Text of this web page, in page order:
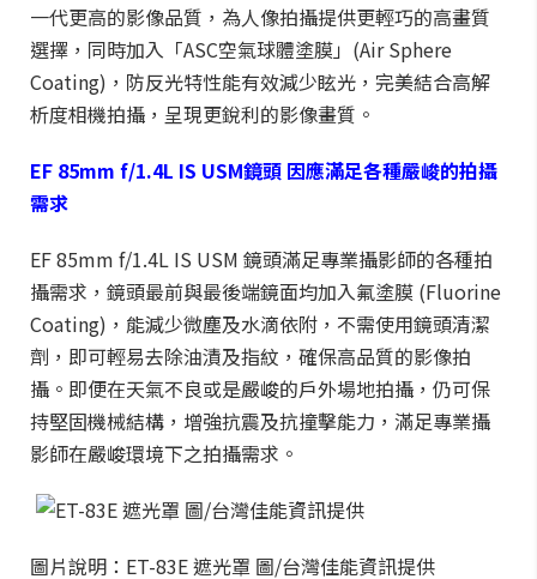
一代更高的影像品質，為人像拍攝提供更輕巧的高畫質
選擇，同時加入「ASC空氣球體塗膜」(Air Sphere
Coating)，防反光特性能有效減少眩光，完美結合高解
析度相機拍攝，呈現更銳利的影像畫質。
EF 85mm f/1.4L IS USM鏡頭 因應滿足各種嚴峻的拍攝
需求
EF 85mm f/1.4L IS USM 鏡頭滿足專業攝影師的各種拍
攝需求，鏡頭最前與最後端鏡面均加入氟塗膜 (Fluorine
Coating)，能減少微塵及水滴依附，不需使用鏡頭清潔
劑，即可輕易去除油漬及指紋，確保高品質的影像拍
攝。即便在天氣不良或是嚴峻的戶外場地拍攝，仍可保
持堅固機械結構，增強抗震及抗撞擊能力，滿足專業攝
影師在嚴峻環境下之拍攝需求。
圖片說明：ET-83E 遮光罩 圖/台灣佳能資訊提供